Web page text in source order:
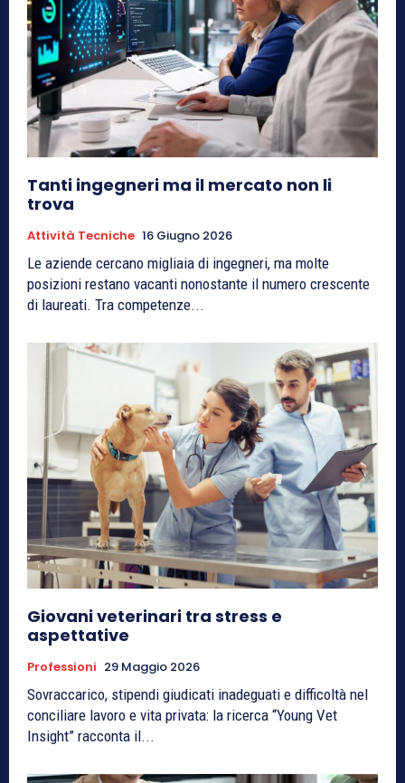
Tanti ingegneri ma il mercato non li
trova
Attività Tecniche 16 Giugno 2026
Le aziende cercano migliaia di ingegneri, ma molte
posizioni restano vacanti nonostante il numero crescente
di laureati. Tra competenze...
Giovani veterinari tra stress e
aspettative
Professioni 29 Maggio 2026
Sovraccarico, stipendi giudicati inadeguati e difficoltà nel
conciliare lavoro e vita privata: la ricerca “Young Vet
Insight” racconta il...